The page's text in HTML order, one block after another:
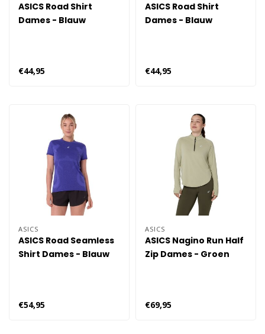
ASICS Road Shirt
Dames - Blauw
€44,95
ASICS Road Shirt
Dames - Blauw
€44,95
ASICS
ASICS Road Seamless
Shirt Dames - Blauw
€54,95
ASICS
ASICS Nagino Run Half
Zip Dames - Groen
€69,95